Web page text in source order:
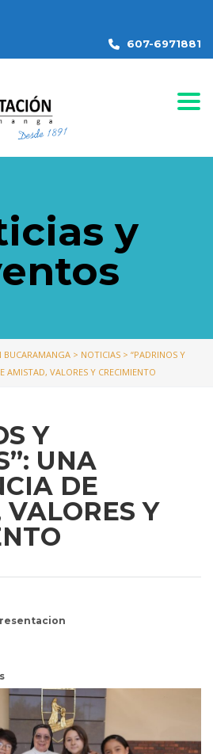
607-6971881
y
BUCARAMANGA > NOTICIAS > “PADRINOS Y
AMISTAD, VALORES Y CRECIMIENTO
Y
UNA
DE
Y